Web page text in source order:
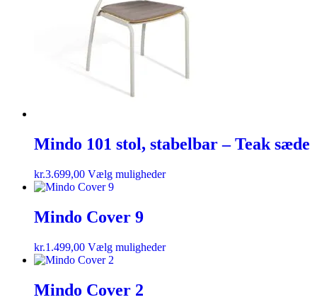
Mindo 101 stol, stabelbar – Teak sæde
kr.3.699,00 Vælg muligheder
Mindo Cover 9
kr.1.499,00 Vælg muligheder
Mindo Cover 2